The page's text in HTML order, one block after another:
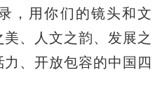
，用你们的镜头和文
、人文之韵、发展之
、开放包容的中国四